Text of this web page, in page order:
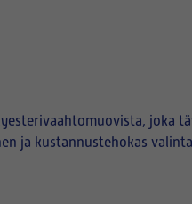
joka
ja kustannustehokas